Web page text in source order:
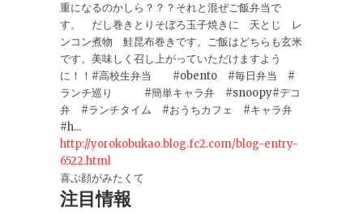
重になるのかしら？？？それと混ぜご飯弁当で
す。 だし巻きとりそぼろ玉子焼きに 天とじ レ
ンコン煮物 鮭昆布巻きです。ご飯はどちらも玄米
です。美味しく召し上がっていただけますよう
に！！#高校生弁当 #obento #毎日弁当 #
ランチ巡り #簡単キャラ弁 #snoopy#デコ
弁 #ランチタイム #おうちカフェ #キャラ弁
#h...
http://yorokobukao.blog.fc2.com/blog-entry-
6522.html
喜ぶ顔がみたくて
注目情報